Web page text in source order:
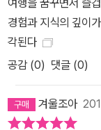
로마 시대의 유적인
명의 관중을 상대로 엄청난
티벌에는 대형 무대
적으로 다루는 바트
했던 궁전에서 열리
여행을 꿈꾸면서 즐
경험과 지식의 깊이
각된다
공감 (0) 댓글 (0)
겨울조아